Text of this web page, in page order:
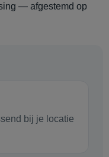
— afgestemd op
bij je locatie